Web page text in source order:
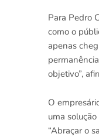
Para Pedro
como o
apenas
objetivo”,
O
uma
“Abraçar o